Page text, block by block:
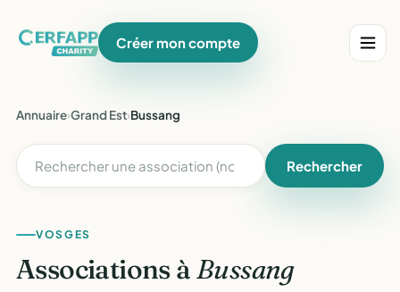
Créer mon compte
Annuaire›Grand Est›Bussang
Rechercher
VOSGES
Associations àBussang